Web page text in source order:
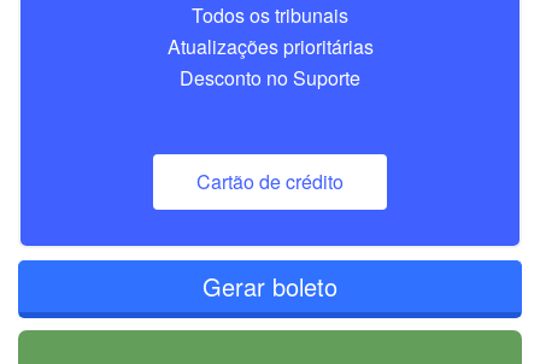
Todos os tribunais
Atualizações prioritárias
Desconto no Suporte
Cartão de crédito
Gerar boleto